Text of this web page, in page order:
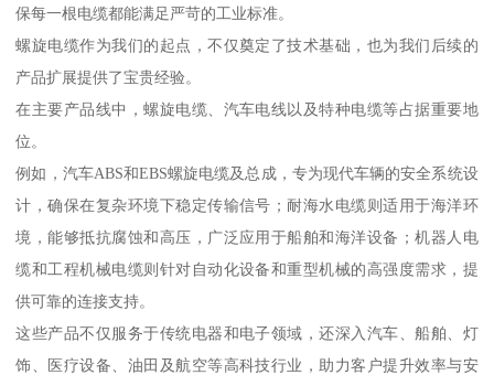
保每一根电缆都能满足严苛的工业标准。
螺旋电缆作为我们的起点，不仅奠定了技术基础，也为我们后续的
产品扩展提供了宝贵经验。
在主要产品线中，螺旋电缆、汽车电线以及特种电缆等占据重要地
位。
例如，汽车ABS和EBS螺旋电缆及总成，专为现代车辆的安全系统设
计，确保在复杂环境下稳定传输信号；耐海水电缆则适用于海洋环
境，能够抵抗腐蚀和高压，广泛应用于船舶和海洋设备；机器人电
缆和工程机械电缆则针对自动化设备和重型机械的高强度需求，提
供可靠的连接支持。
这些产品不仅服务于传统电器和电子领域，还深入汽车、船舶、灯
饰、医疗设备、油田及航空等高科技行业，助力客户提升效率与安